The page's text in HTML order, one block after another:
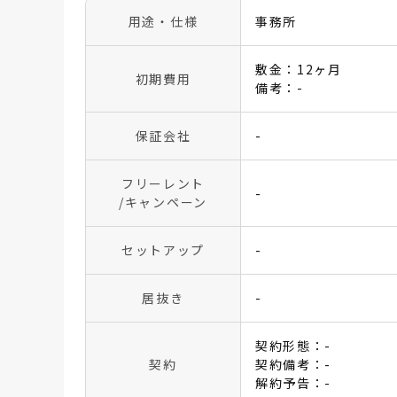
用途・仕様 事務所
初期費用
敷金：12ヶ月
備考：-
保証会社 -
フリーレント
/キャンペーン
-
セットアップ -
居抜き -
契約
契約形態：-
契約備考：-
解約予告：-